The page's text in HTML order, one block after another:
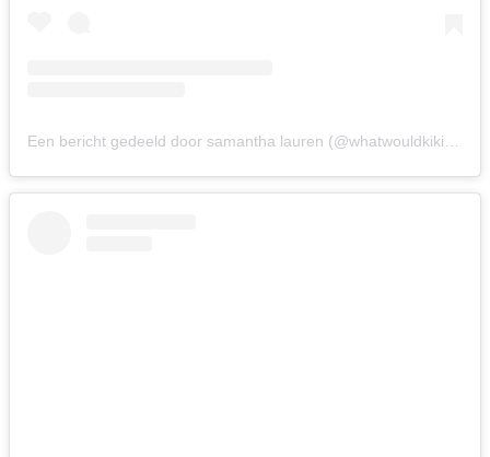
Een bericht gedeeld door samantha lauren (@whatwouldkikiwear)